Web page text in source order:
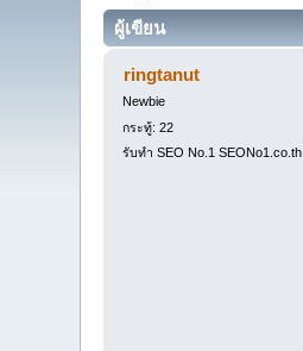
ผู้เขียน
ringtanut
Newbie
กระทู้: 22
รับทำ SEO No.1 SEONo1.co.th